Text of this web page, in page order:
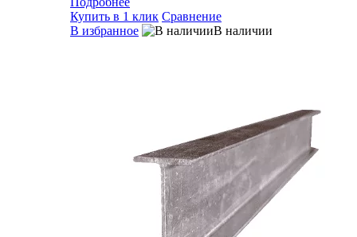
Купить в 1 клик Сравнение
В избранное
В наличии